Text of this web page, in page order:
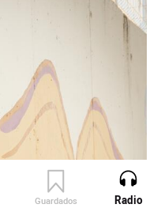
Guardados Revista
Radio